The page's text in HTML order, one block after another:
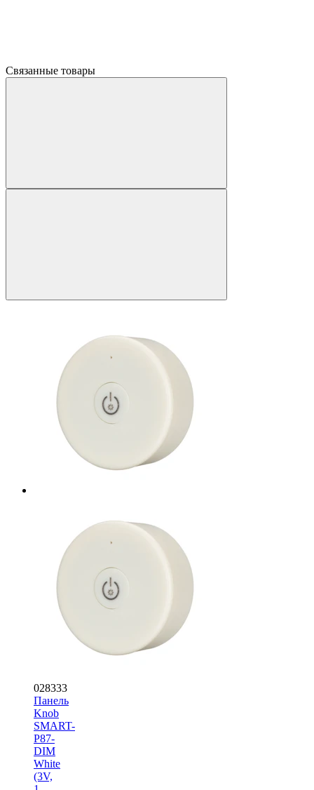
Связанные товары
028333
Панель
Knob
SMART-
P87-
DIM
White
(3V,